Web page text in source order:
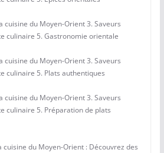
cuisine du Moyen-Orient 3. Saveurs
culinaire 5. Gastronomie orientale
cuisine du Moyen-Orient 3. Saveurs
culinaire 5. Plats authentiques
cuisine du Moyen-Orient 3. Saveurs
culinaire 5. Préparation de plats
cuisine du Moyen-Orient : Découvrez des